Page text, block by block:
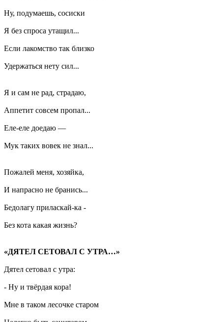
Ну, подумаешь, сосиски
Я без спроса утащил...
Если лакомство так близко
Удержаться нету сил...
Я и сам не рад, страдаю,
Аппетит совсем пропал...
Еле-еле доедаю —
Мук таких вовек не знал...
Пожалей меня, хозяйка,
И напрасно не бранись...
Бедолагу приласкай-ка -
Без кота какая жизнь?
«ДЯТЕЛ СЕТОВАЛ С УТРА…»
Дятел сетовал с утра:
- Ну и твёрдая кора!
Мне в таком лесочке старом